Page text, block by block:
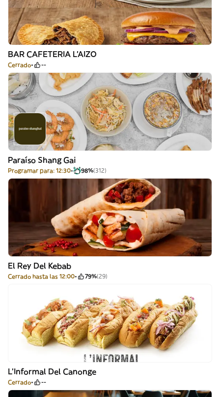
BAR CAFETERIA L'AIZO
Cerrado --
Paraíso Shang Gai
Programar para: 12:30 98%(312)
El Rey Del Kebab
Cerrado hasta las 12:00 79%(29)
L’Informal Del Canonge
Cerrado --